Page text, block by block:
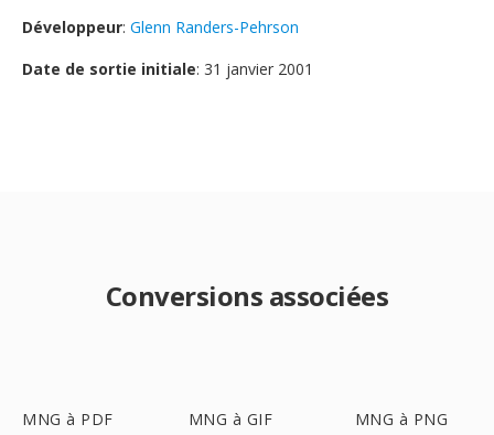
Développeur: Glenn Randers-Pehrson
Date de sortie initiale: 31 janvier 2001
Conversions associées
MNG à PDF MNG à GIF MNG à PNG